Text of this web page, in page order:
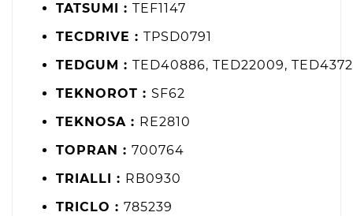
TATSUMI : TEF1147
TECDRIVE : TPSD0791
TEDGUM : TED40886, TED22009,
TEKNOROT : SF62
TEKNOSA : RE2810
TOPRAN : 700764
TRIALLI : RB0930
TRICLO : 785239